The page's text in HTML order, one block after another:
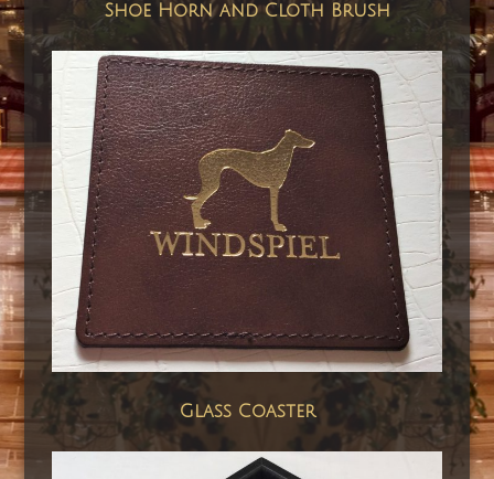
Shoe Horn and Cloth Brush
Glass Coaster